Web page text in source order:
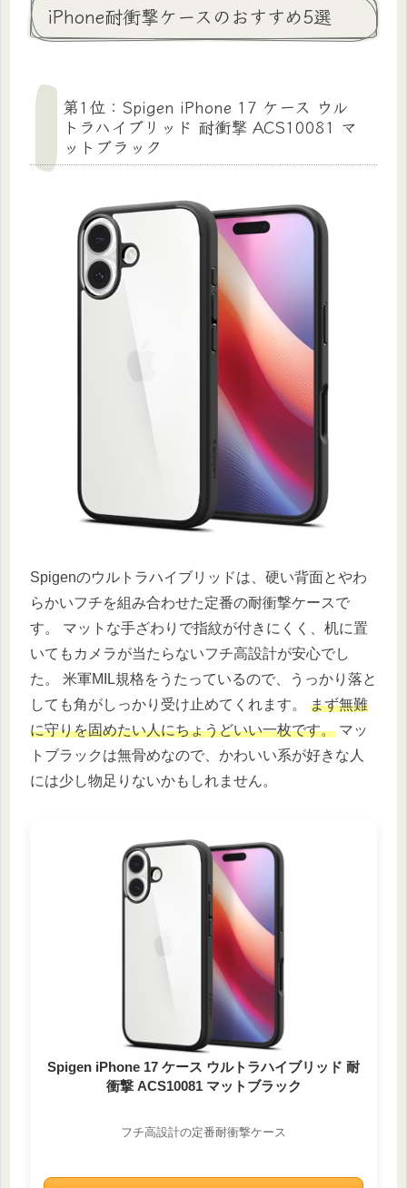
iPhone耐衝撃ケースのおすすめ5選
第1位：Spigen iPhone 17 ケース ウル
トラハイブリッド 耐衝撃 ACS10081 マ
ットブラック
Spigenのウルトラハイブリッドは、硬い背面とやわ
らかいフチを組み合わせた定番の耐衝撃ケースで
す。 マットな手ざわりで指紋が付きにくく、机に置
いてもカメラが当たらないフチ高設計が安心でし
た。 米軍MIL規格をうたっているので、うっかり落と
しても角がしっかり受け止めてくれます。 まず無難
に守りを固めたい人にちょうどいい一枚です。 マッ
トブラックは無骨めなので、かわいい系が好きな人
には少し物足りないかもしれません。
Spigen iPhone 17 ケース ウルトラハイブリッド 耐
衝撃 ACS10081 マットブラック
フチ高設計の定番耐衝撃ケース